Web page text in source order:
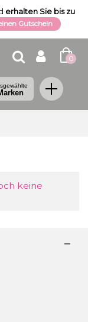
erhalten Sie bis zu
Gutschein
0
keine